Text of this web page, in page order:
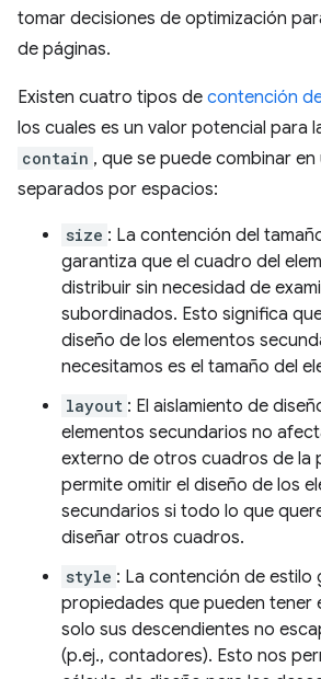
tomar decisiones de optimización
de páginas.
Existen cuatro tipos de contención
los cuales es un valor potencial para
contain , que se puede combinar
separados por espacios:
size : La contención del
garantiza que el cuadro del
distribuir sin necesidad de
subordinados. Esto significa
diseño de los elementos
necesitamos es el tamaño del
layout : El aislamiento de
elementos secundarios no
externo de otros cuadros de la
permite omitir el diseño de los
secundarios si todo lo que
diseñar otros cuadros.
style : La contención de estilo
propiedades que pueden tener
solo sus descendientes no
(p.ej., contadores). Esto nos